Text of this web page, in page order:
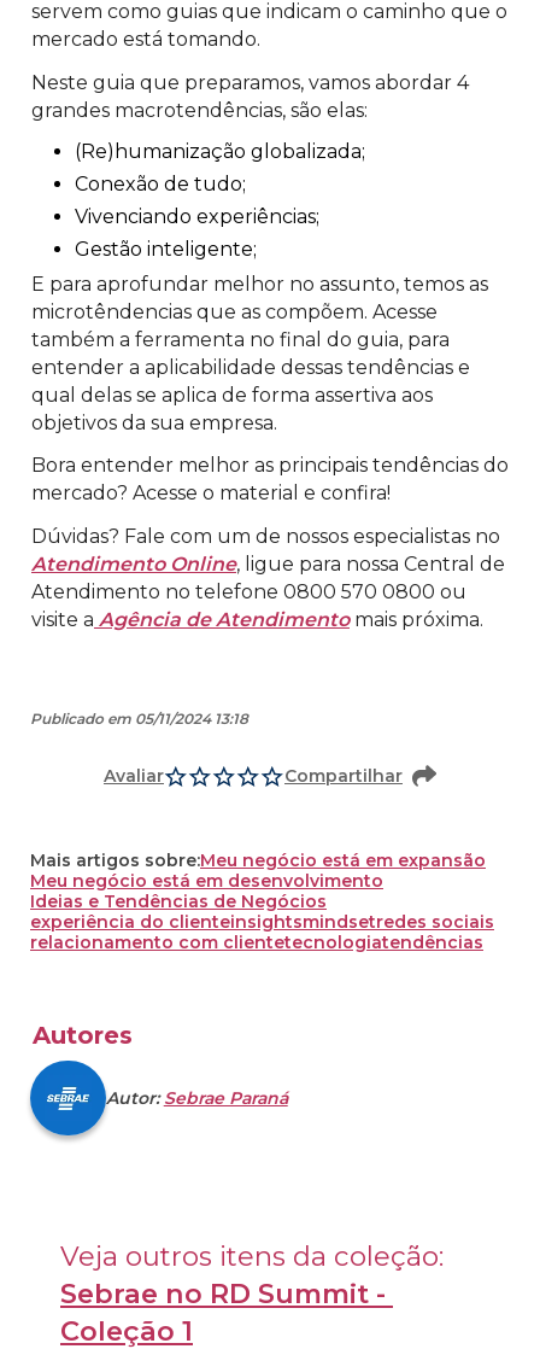
servem como guias que indicam o caminho que o
mercado está tomando.
Neste guia que preparamos, vamos abordar 4
grandes macrotendências, são elas:
(Re)humanização globalizada;
Conexão de tudo;
Vivenciando experiências;
Gestão inteligente;
E para aprofundar melhor no assunto, temos as
microtêndencias que as compõem. Acesse
também a ferramenta no final do guia, para
entender a aplicabilidade dessas tendências e
qual delas se aplica de forma assertiva aos
objetivos da sua empresa.
Bora entender melhor as principais tendências do
mercado? Acesse o material e confira!
Dúvidas? Fale com um de nossos especialistas no
Atendimento Online, ligue para nossa Central de
Atendimento no telefone 0800 570 0800 ou
visite a Agência de Atendimentomais próxima.
Publicado em 05/11/2024 13:18
Avaliar Compartilhar
Mais artigos sobre:Meu negócio está em expansão
Meu negócio está em desenvolvimento
Ideias e Tendências de Negócios
experiência do clienteinsightsmindsetredes sociais
relacionamento com clientetecnologiatendências
Autores
Autor:Sebrae Paraná
Sebrae no RD Summit -
Coleção 1